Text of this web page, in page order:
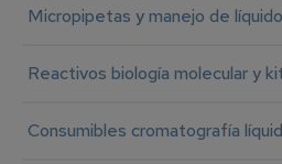
Micropipetas y manejo de
Reactivos biología molecular y
Consumibles cromatografía